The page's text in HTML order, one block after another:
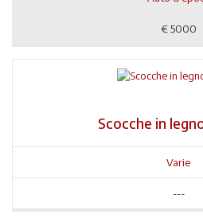
€ 5000
Scocche in
Varie
---